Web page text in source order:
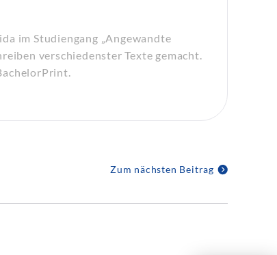
im Studiengang „Angewandte
verschiedenster Texte gemacht.
Zum nächsten Beitrag